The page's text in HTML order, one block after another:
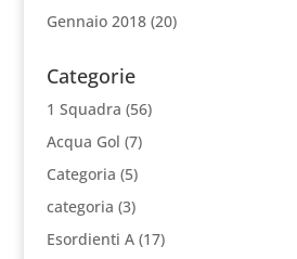
Gennaio 2018(20)
Categorie
1 Squadra (56)
Acqua Gol (7)
Categoria (5)
categoria (3)
Esordienti A(17)